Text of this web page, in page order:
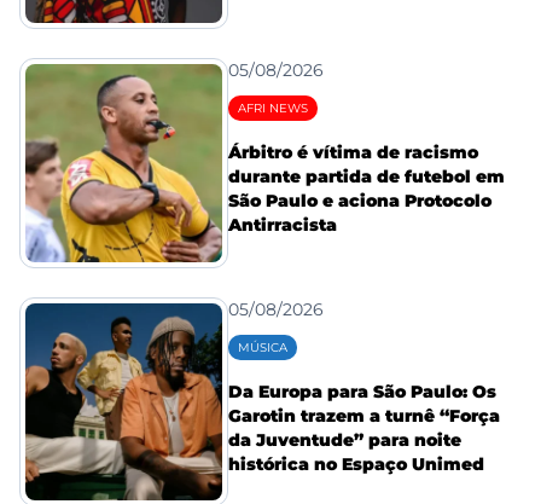
05/08/2026
AFRI NEWS
Árbitro é vítima de racismo
durante partida de futebol em
São Paulo e aciona Protocolo
Antirracista
05/08/2026
MÚSICA
Da Europa para São Paulo: Os
Garotin trazem a turnê “Força
da Juventude” para noite
histórica no Espaço Unimed